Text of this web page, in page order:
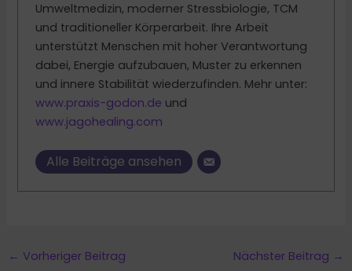
Umweltmedizin, moderner Stressbiologie, TCM
und traditioneller Körperarbeit. Ihre Arbeit
unterstützt Menschen mit hoher Verantwortung
dabei, Energie aufzubauen, Muster zu erkennen
und innere Stabilität wiederzufinden. Mehr unter:
www.praxis-godon.de und
www.jagohealing.com
Alle Beiträge ansehen
← Vorheriger Beitrag Nächster Beitrag →